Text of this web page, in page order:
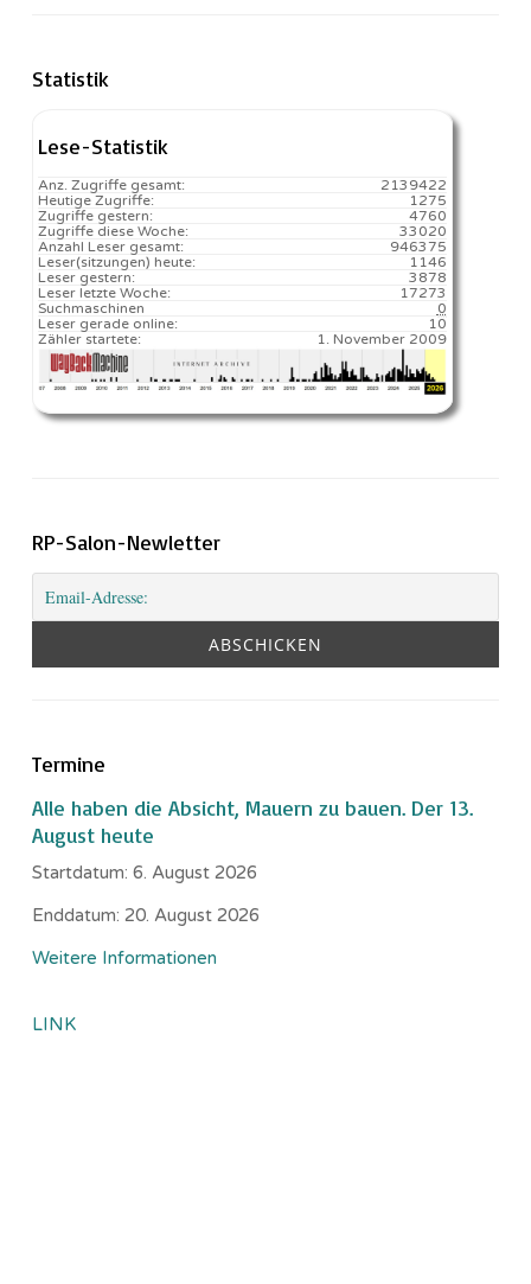
Statistik
Lese-Statistik
2139422
Anz. Zugriffe gesamt:
1275
Heutige Zugriffe:
4760
Zugriffe gestern:
33020
Zugriffe diese Woche:
946375
Anzahl Leser gesamt:
1146️
Leser(sitzungen) heute:
3878
Leser gestern:
17273️
Leser letzte Woche:
0
Suchmaschinen
10
Leser gerade online:
1. November 2009
Zähler startete:
RP-Salon-Newletter
Termine
Alle haben die Absicht, Mauern zu bauen. Der 13.
August heute
Startdatum: 6. August 2026
Enddatum: 20. August 2026
Weitere Informationen
LINK